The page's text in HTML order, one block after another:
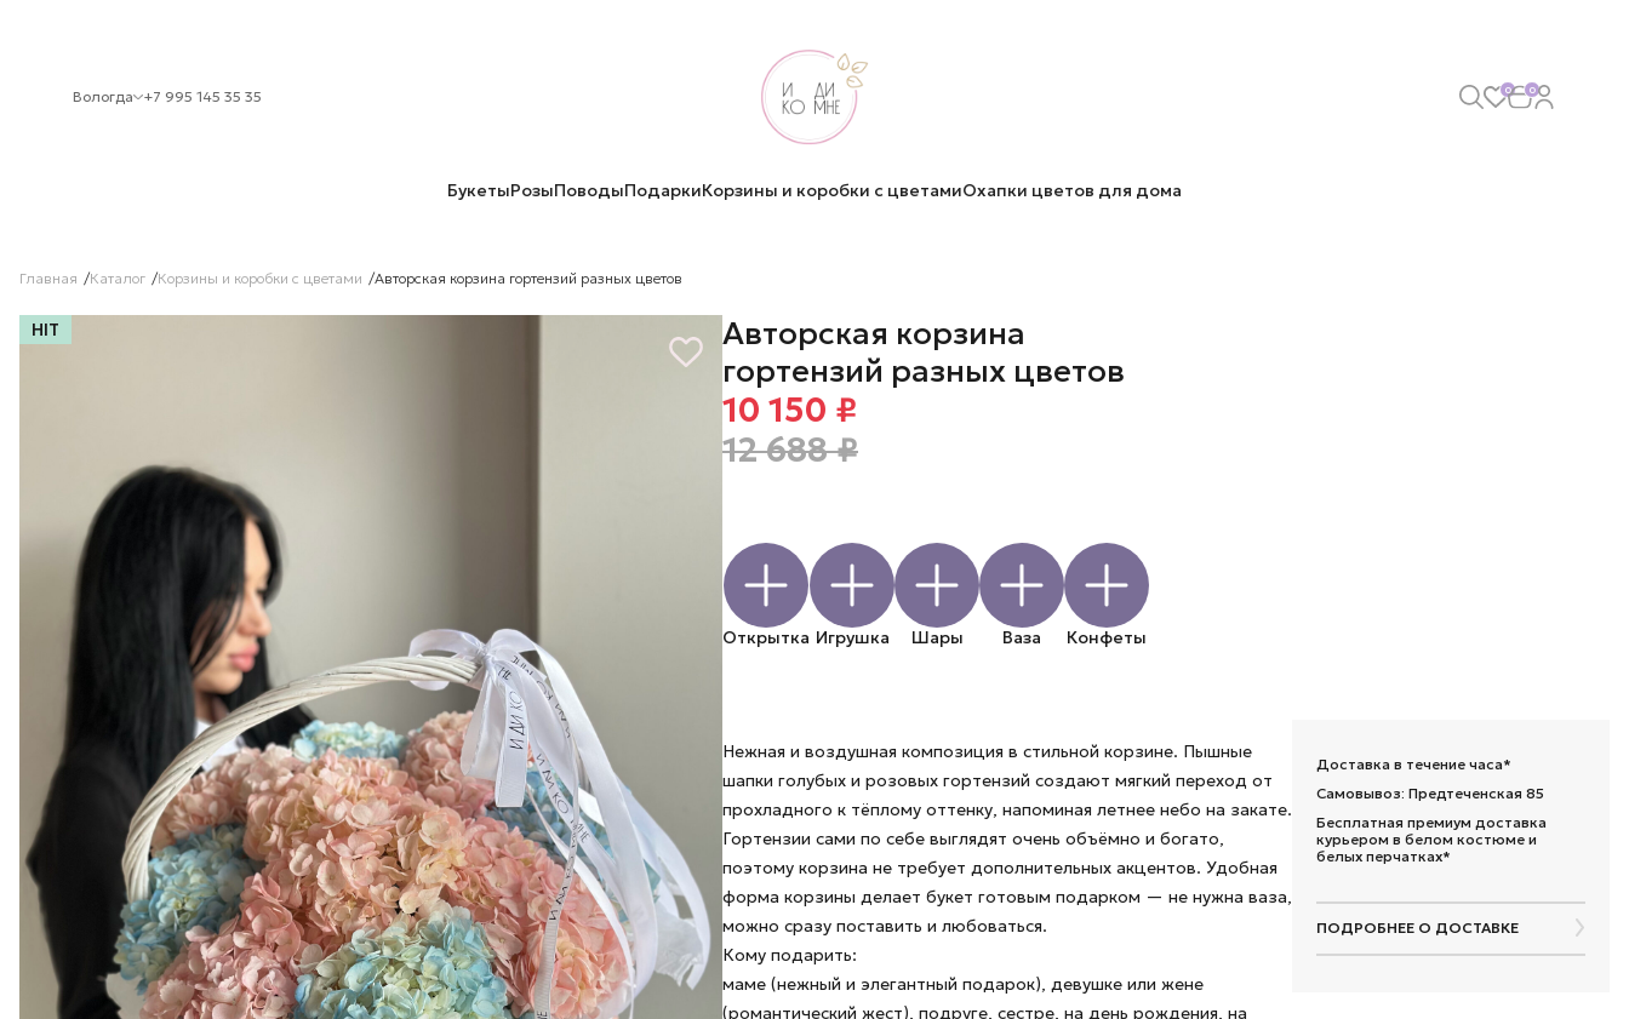
Вологда +7 995 145 35 35 0 0
БукетыРозыПоводыПодаркиКорзины и коробки с цветамиОхапки цветов для дома
Главная Каталог Корзины и коробки с цветами Авторская корзина гортензий разных цветов
HIT
Авторская корзина
гортензий разных цветов
10 150 ₽
12 688 ₽
Открытка Игрушка Шары Ваза Конфеты
Нежная и воздушная композиция в стильной корзине. Пышные
шапки голубых и розовых гортензий создают мягкий переход от
прохладного к тёплому оттенку, напоминая летнее небо на закате.
Гортензии сами по себе выглядят очень объёмно и богато,
поэтому корзина не требует дополнительных акцентов. Удобная
форма корзины делает букет готовым подарком — не нужна ваза,
можно сразу поставить и любоваться.
Кому подарить:
маме (нежный и элегантный подарок), девушке или жене
(романтический жест), подруге, сестре, на день рождения, на
Доставка в течение часа*
Самовывоз: Предтеченская 85
Бесплатная премиум доставка
курьером в белом костюме и
белых перчатках*
ПОДРОБНЕЕ О ДОСТАВКЕ